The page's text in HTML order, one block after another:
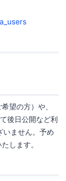
望の方）や、
後日公開など利
いません。予め
します。